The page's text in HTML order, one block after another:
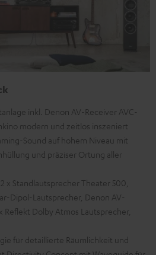
inkl. Denon AV-Receiver AVC-
modern und zeitlos inszeniert
Sound auf hohem Niveau mit
und präziser Ortung aller
x Standlautsprecher Theater 500,
Dipol-Lautsprecher, Denon AV-
Reflekt Dolby Atmos Lautsprecher,
für detaillierte Räumlichkeit und